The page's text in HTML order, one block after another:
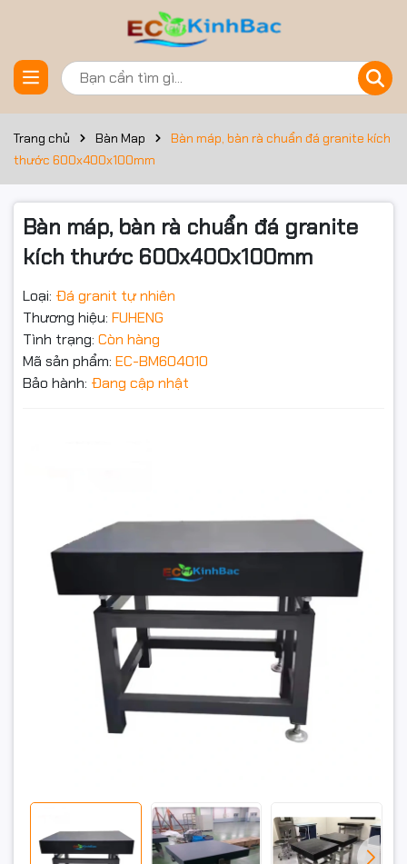
Trang chủ Bàn Map
Bàn máp, bàn rà chuẩn đá granite kích
thước 600x400x100mm
Bàn máp, bàn rà chuẩn đá granite
kích thước 600x400x100mm
Loại: Đá granit tự nhiên
Thương hiệu: FUHENG
Tình trạng: Còn hàng
Mã sản phẩm: EC-BM604010
Bảo hành: Đang cập nhật
Đặt trước sản phẩm
Đặt trước sản phẩm để nhận thêm nhiều ưu đãi bạn